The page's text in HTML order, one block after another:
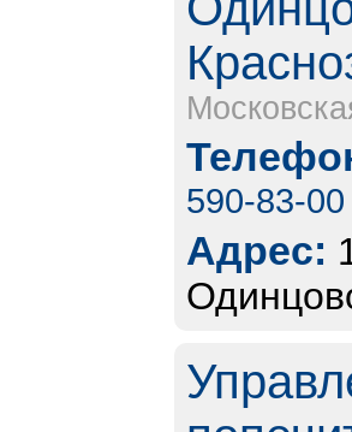
590-83-00
Адрес: